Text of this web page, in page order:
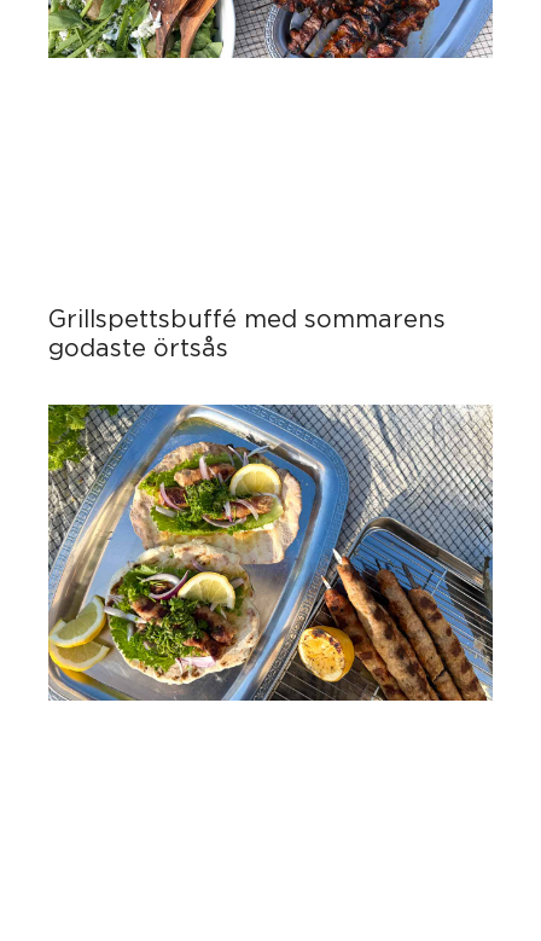
Grillspettsbuffé med sommarens
godaste örtsås